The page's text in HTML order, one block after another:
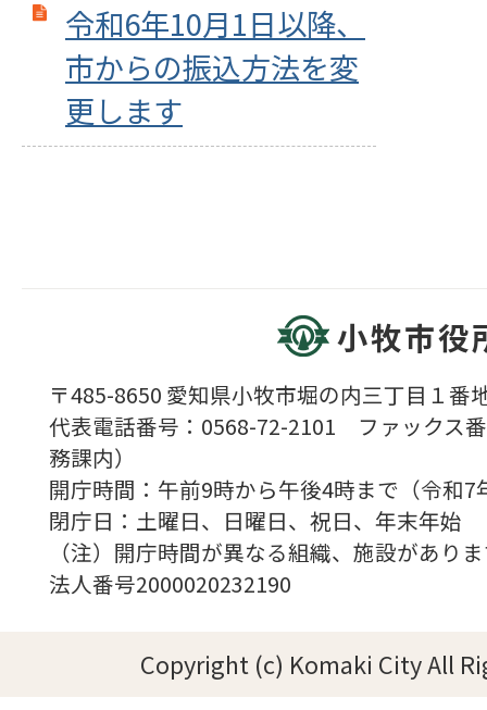
令和6年10月1日以降、
市からの振込方法を変
更します
小牧市役
〒485-8650 愛知県小牧市堀の内三丁目１番
代表電話番号：0568-72-2101 ファックス
務課内）
開庁時間：午前9時から午後4時まで（令
閉庁日：土曜日、日曜日、祝日、年末年始
（注）開庁時間が異なる組織、施設があり
法人番号2000020232190
Copyright (c) Komaki City All